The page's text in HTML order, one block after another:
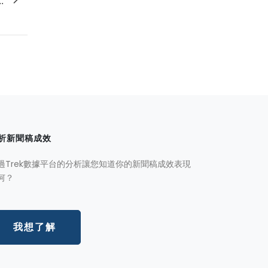
新聞稿成效
Trek數據平台的分析讓您知道你的新聞稿成效表現
？
我想了解